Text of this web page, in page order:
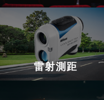
雷射測距